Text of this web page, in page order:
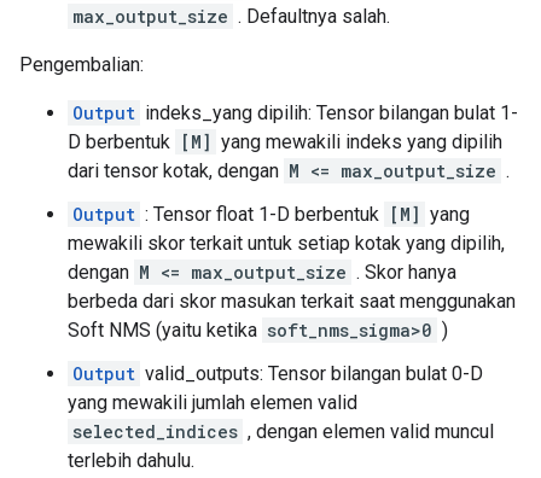
max_output_size . Defaultnya salah.
Pengembalian:
Output indeks_yang dipilih: Tensor bilangan bulat 1-
D berbentuk [M] yang mewakili indeks yang dipilih
dari tensor kotak, dengan M <= max_output_size .
Output : Tensor float 1-D berbentuk [M] yang
mewakili skor terkait untuk setiap kotak yang dipilih,
dengan M <= max_output_size . Skor hanya
berbeda dari skor masukan terkait saat menggunakan
Soft NMS (yaitu ketika soft_nms_sigma>0 )
Output valid_outputs: Tensor bilangan bulat 0-D
yang mewakili jumlah elemen valid
selected_indices , dengan elemen valid muncul
terlebih dahulu.